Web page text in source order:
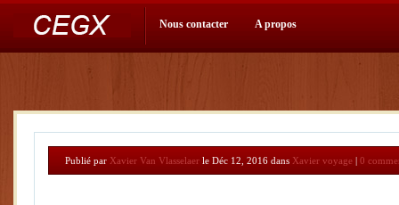
Nous contacter A propos
Publié par Xavier Van Vlasselaer le Déc 12, 2016 dans Xavier voyage | 0